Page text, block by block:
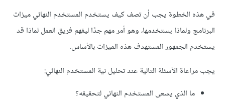
في هذه الخطوة يجب أن تصف كيف يستخدم المستخدم النهائي ميزات
البرنامج ولماذا يستخدمها، وهو أمر مهم جدًا ليفهم فريق العمل لماذا قد
يستخدم الجمهور المستهدف هذه الميزات بالأساس.
يجب مراعاة الأسئلة التالية عند تحليل نية المستخدم النهائي:
ما الذي يسعى المستخدم النهائي لتحقيقه؟